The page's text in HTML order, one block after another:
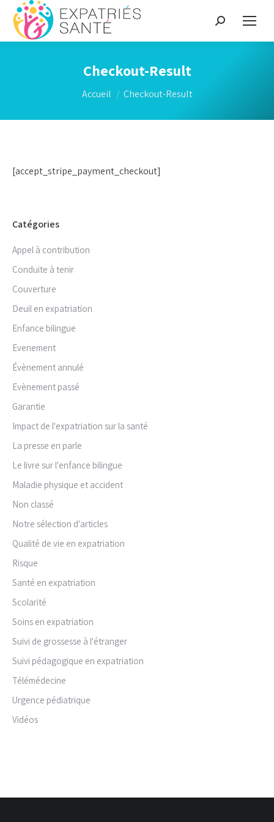
Recherche
:
Checkout-Result
Vous êtes ici :
Accueil Checkout-Result
[accept_stripe_payment_checkout]
Catégories
Appel à contribution
Conduite à tenir
Couverture
Deuil en expatriation
Enfance bilingue
Evenement
Évènement annulé
Evènement passé
Garantie
Impact de l'expatriation sur la santé
La presse en parle
Le livre sur l'enfance bilingue
Maladie physique et accident
Non classé
Notre sélection d'articles
Qualité de vie en expatriation
Risque
Santé en expatriation
Scolarité
Soins en expatriation
Suivi de grossesse à l'étranger
Suivi pédagogique en expatriation
Télémédecine
Urgence pédiatrique
Vidéos